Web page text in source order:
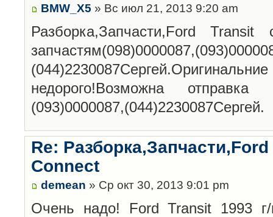
BMW_X5 » Вс июл 21, 2013 9:20 am
Разборка,Запчасти,Ford
недорого!Возможна отправка
(093)0000087,(044)2230087Сергей.
Re:
Connect
demean » Ср окт 30, 2013 9:01 pm
Очень надо! Ford Transit 1993